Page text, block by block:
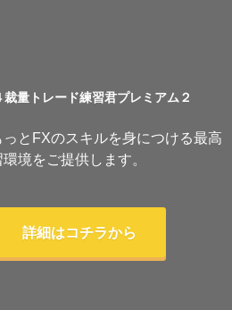
裁量トレード練習君プレミアム２
とFXのスキルを身につける最高
境をご提供します。
詳細はコチラから